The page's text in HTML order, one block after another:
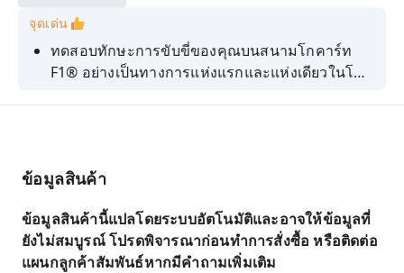
จุดเด่น
ทดสอบทักษะการขับขี่ของคุณบนสนามโกคาร์ท
F1® อย่างเป็นทางการแห่งแรกและแห่งเดียวในโลก
ข้อมูลสินค้า
ข้อมูลสินค้านี้แปลโดยระบบอัตโนมัติและอาจให้ข้อมูลที่
ยังไม่สมบูรณ์ โปรดพิจารณาก่อนทำการสั่งซื้อ หรือติดต่อ
แผนกลูกค้าสัมพันธ์หากมีคำถามเพิ่มเติม